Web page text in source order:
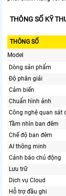
THÔNG SỐ KỸ
THÔNG SỐ
Model
Dòng sản phẩm
Độ phân giải
Cảm biến
Chuẩn hình ảnh
Công nghệ quan sát
Tầm nhìn ban đêm
Chế độ ban đêm
AI thông minh
Cảnh báo chủ động
Lưu trữ
Dịch vụ Cloud
Hỗ trợ đầu ghi